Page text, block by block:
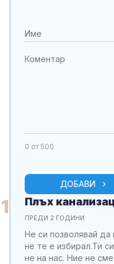
0 от 500
ДОБАВИ
1 Плъх
ПРЕДИ 2 ГОДИНИ
Не си позволявай
не те е избирал.Ти
не на нас. Ние не